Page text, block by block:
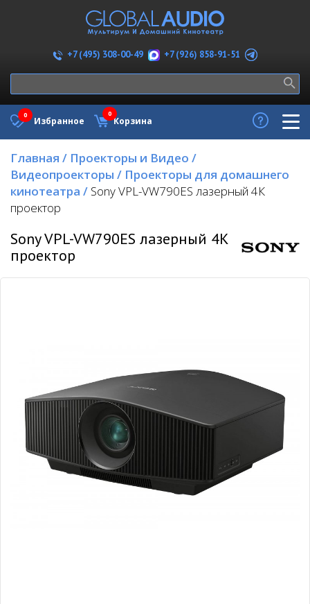
+7 (495) 308-00-49 +7 (926) 858-91-51
Избранное
0
Корзина
0
Главная / Проекторы и Видео /
Видеопроекторы / Проекторы для домашнего
кинотеатра / Sony VPL-VW790ES лазерный 4К
проектор
Sony VPL-VW790ES лазерный 4К
проектор